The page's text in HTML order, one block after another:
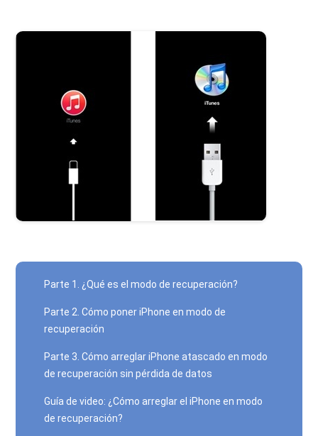
Parte 1. ¿Qué es el modo de recuperación?
Parte 2. Cómo poner iPhone en modo de
recuperación
Parte 3. Cómo arreglar iPhone atascado en modo
de recuperación sin pérdida de datos
Guía de video: ¿Cómo arreglar el iPhone en modo
de recuperación?